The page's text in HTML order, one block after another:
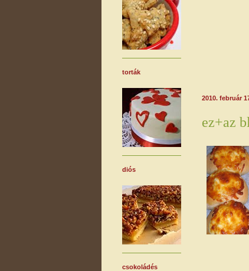
2010. február
ez+az
torták
diós
csokoládés